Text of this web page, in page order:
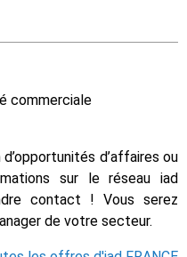
commerciale
d’affaires ou
sur le réseau iad
contact ! Vous serez
de votre secteur.